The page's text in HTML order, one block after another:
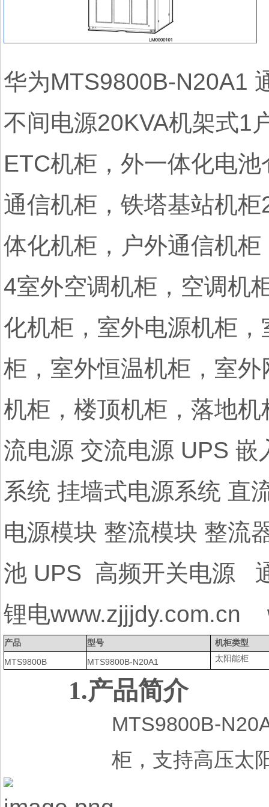
华为MTS9800B-N20A1
不间电源20KVA机架式1
ETC机柜，外一体化电
通信机柜，铁塔基站机
体化机柜，户外通信机柜
4室外空调机柜，空调机
化机柜，室外电源机柜
柜，室外恒温机柜，室
机柜，楼顶机柜，落地
流电源 交流电源 UPS
系统 挂墙式电源系统 直
电源模块 整流模块 整
池 UPS 高频开关电源
锂电
产品 型号 机柜类型
MTS9800B MTS9800B-N20A1 太阳能柜
1.产品简介
MTS9800B-
柜，支持高压太